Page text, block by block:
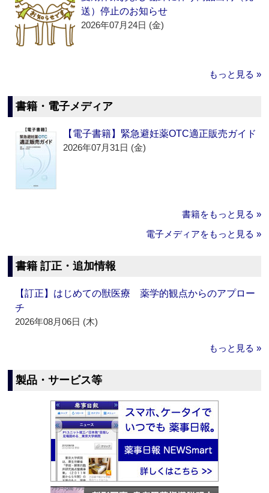
送）停止のお知らせ
2026年07月24日 (金)
もっと見る »
書籍・電子メディア
【電子書籍】緊急避妊薬OTC適正販売ガイド
2026年07月31日 (金)
書籍をもっと見る »
電子メディアをもっと見る »
書籍 訂正・追加情報
【訂正】はじめての獣医療 薬学的観点からのアプロー
チ
2026年08月06日 (木)
もっと見る »
製品・サービス等